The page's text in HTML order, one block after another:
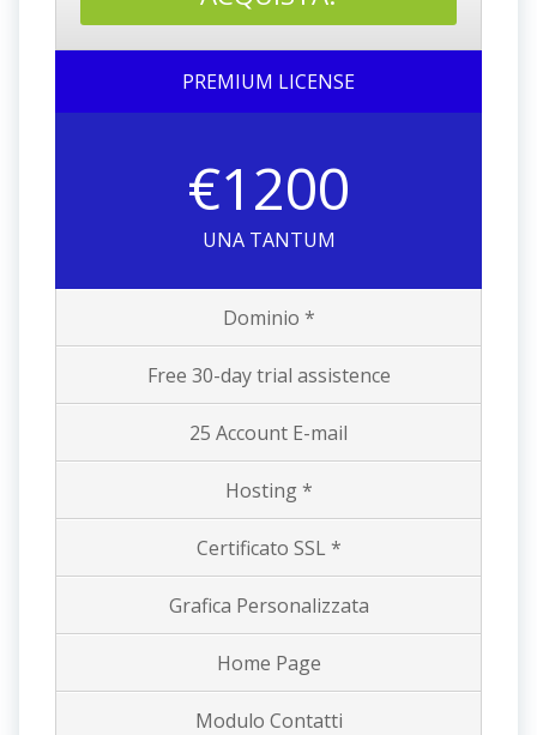
PREMIUM LICENSE
€1200
UNA TANTUM
Dominio *
Free 30-day trial assistence
25 Account E-mail
Hosting *
Certificato SSL *
Grafica Personalizzata
Home Page
Modulo Contatti